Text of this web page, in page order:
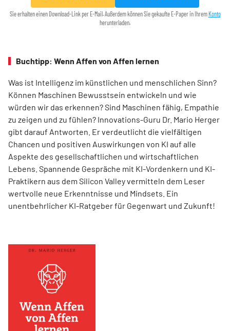
Sie erhalten einen Download-Link per E-Mail. Außerdem können Sie gekaufte E-Paper in IhremKonto
herunterladen.
Buchtipp: Wenn Affen von Affen lernen
Was ist Intelligenz im künstlichen und menschlichen Sinn?
Können Maschinen Bewusstsein entwickeln und wie
würden wir das erkennen? Sind Maschinen fähig, Empathie
zu zeigen und zu fühlen? Innovations-Guru Dr. Mario Herger
gibt darauf Antworten. Er verdeutlicht die viel­fältigen
Chancen und positiven Auswirkungen von KI auf alle
Aspekte des gesellschaftlichen und wirtschaftlichen
Lebens. Spannende Gespräche mit KI-Vordenkern und KI-
Praktikern aus dem Silicon Valley vermitteln dem Leser
wertvolle neue Erkenntnisse und Mindsets. Ein
unentbehrlicher KI-Ratgeber für Gegenwart und Zukunft!